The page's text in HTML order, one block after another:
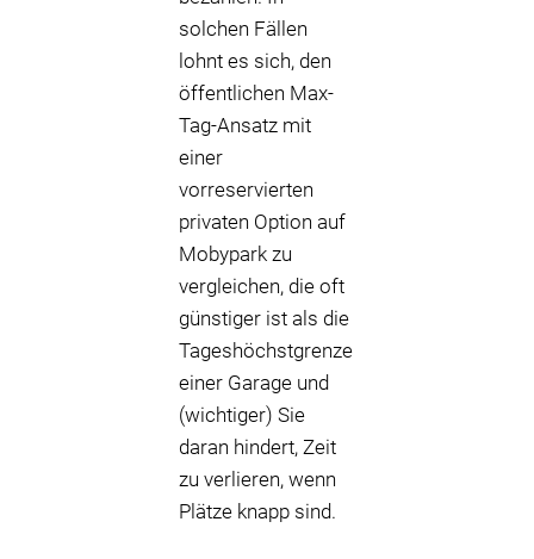
solchen Fällen
lohnt es sich, den
öffentlichen Max-
Tag-Ansatz mit
einer
vorreservierten
privaten Option auf
Mobypark zu
vergleichen, die oft
günstiger ist als die
Tageshöchstgrenze
einer Garage und
(wichtiger) Sie
daran hindert, Zeit
zu verlieren, wenn
Plätze knapp sind.